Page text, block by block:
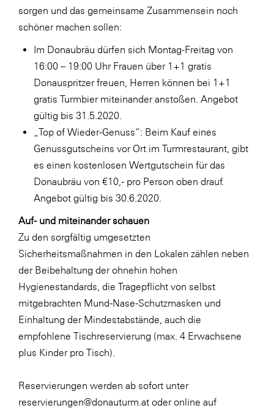
sorgen und das gemeinsame Zusammensein noch
schöner machen sollen:
Im Donaubräu dürfen sich Montag-Freitag von
16:00 – 19:00 Uhr Frauen über 1+1 gratis
Donauspritzer freuen, Herren können bei 1+1
gratis Turmbier miteinander anstoßen. Angebot
gültig bis 31.5.2020.
„Top of Wieder-Genuss“: Beim Kauf eines
Genussgutscheins vor Ort im Turmrestaurant, gibt
es einen kostenlosen Wertgutschein für das
Donaubräu von €10,- pro Person oben drauf.
Angebot gültig bis 30.6.2020.
Auf- und miteinander schauen
Zu den sorgfältig umgesetzten
Sicherheitsmaßnahmen in den Lokalen zählen neben
der Beibehaltung der ohnehin hohen
Hygienestandards, die Tragepflicht von selbst
mitgebrachten Mund-Nase-Schutzmasken und
Einhaltung der Mindestabstände, auch die
empfohlene Tischreservierung (max. 4 Erwachsene
plus Kinder pro Tisch).
Reservierungen werden ab sofort unter
reservierungen@donauturm.at oder online auf